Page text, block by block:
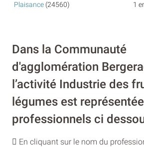
Plaisance (24560) 1
Dans la Communauté
d'agglomération
l’activité Industrie des
légumes est
professionnels ci
En cliquant sur le nom du